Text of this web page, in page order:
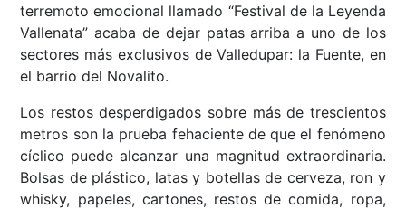
terremoto emocional llamado “Festival de la Leyenda
Vallenata” acaba de dejar patas arriba a uno de los
sectores más exclusivos de Valledupar: la Fuente, en
el barrio del Novalito.
Los restos desperdigados sobre más de trescientos
metros son la prueba fehaciente de que el fenómeno
cíclico puede alcanzar una magnitud extraordinaria.
Bolsas de plástico, latas y botellas de cerveza, ron y
whisky, papeles, cartones, restos de comida, ropa,